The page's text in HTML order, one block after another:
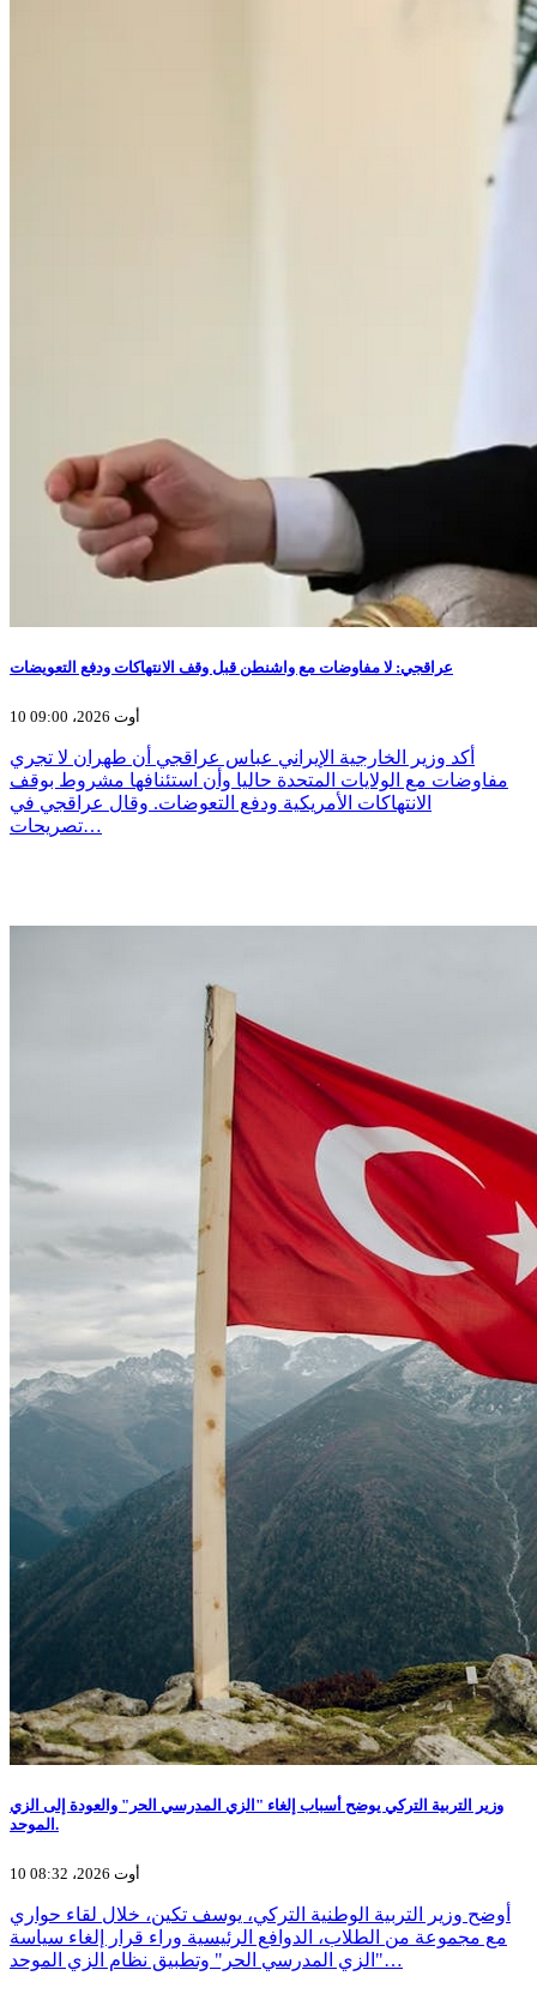
عراقجي: لا مفاوضات مع واشنطن قبل وقف الانتهاكات ودفع التعويضات
10 أوت 2026، 09:00
أكد وزير الخارجية الإيراني عباس عراقجي أن طهران لا تجري
مفاوضات مع الولايات المتحدة حاليا وأن استئنافها مشروط بوقف
الانتهاكات الأمريكية ودفع التعوضات. وقال عراقجي في
تصريحات…
وزير التربية التركي يوضح أسباب إلغاء "الزي المدرسي الحر" والعودة إلى الزي
الموحد.
10 أوت 2026، 08:32
أوضح وزير التربية الوطنية التركي، يوسف تكين، خلال لقاء حواري
مع مجموعة من الطلاب، الدوافع الرئيسية وراء قرار إلغاء سياسة
"الزي المدرسي الحر" وتطبيق نظام الزي الموحد…